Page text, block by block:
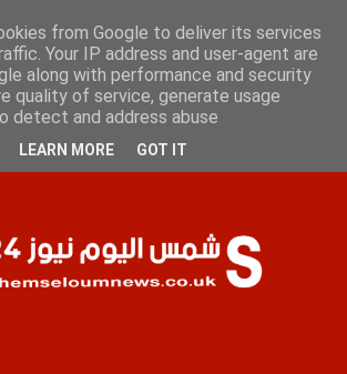
الجمعة 7 أغسطس 2026
الصفحات
from Google to deliver its services
Your IP address and user-agent are
along with performance and security
quality of service, generate usage
detect and address abuse.
LEARN MORE GOT IT